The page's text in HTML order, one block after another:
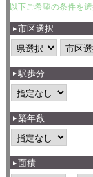
以下ご希望の条件を
市区選択
駅歩分
築年数
面積